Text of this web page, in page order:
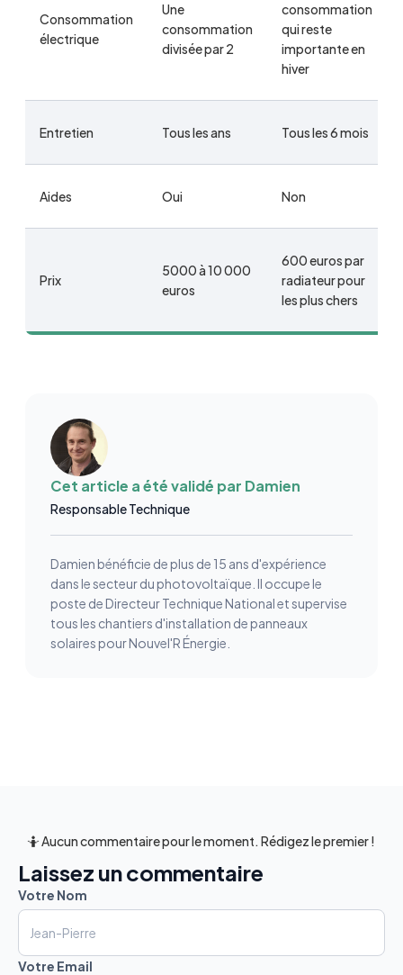
Consommation
électrique
Une
consommation
divisée par 2
consommation
qui reste
importante en
hiver
Entretien Tous les ans Tous les 6 mois
Aides Oui Non
Prix
5000 à 10 000
euros
600 euros par
radiateur pour
les plus chers
Cet article a été validé par Damien
Responsable Technique
Damien bénéficie de plus de 15 ans d'expérience
dans le secteur du photovoltaïque. Il occupe le
poste de Directeur Technique National et supervise
tous les chantiers d'installation de panneaux
solaires pour Nouvel'R Énergie.
🤷 Aucun commentaire pour le moment. Rédigez le premier !
Laissez un commentaire
Votre Nom
Votre Email